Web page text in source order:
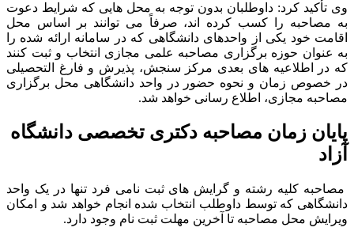
وی تأکید کرد: داوطلبان بدون توجه به محل هایی که شرایط دعوت
به مصاحبه را کسب کرده اند، صرفاً می توانند بر اساس محل
اقامت خود یکی از واحدهای دانشگاهی که در سامانه ارائه شده را
به عنوان حوزه برگزاری مصاحبه علمی مجازی انتخاب و ثبت کنند
که در اطلاعیه های بعدی مرکز سنجش، پذیرش و فارغ التحصیلی
در خصوص زمان و نحوه حضور در واحد دانشگاهی محل برگزاری
مصاحبه مجازی، اطلاع رسانی خواهد شد.
پایان زمان مصاحبه دکتری تخصصی دانشگاه
آزاد
مصاحبه کلیه رشته و گرایش های ثبت نامی فرد تنها در یک واحد
دانشگاهی که توسط داوطلب انتخاب شده انجام خواهد شد و امکان
ویرایش محل مصاحبه تا آخرین مهلت ثبت نام وجود دارد.